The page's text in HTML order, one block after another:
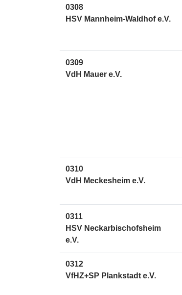
0308
HSV Mannheim-Waldhof e.V.
0309
VdH Mauer e.V.
0310
VdH Meckesheim e.V.
0311
HSV Neckarbischofsheim
e.V.
0312
VfHZ+SP Plankstadt e.V.